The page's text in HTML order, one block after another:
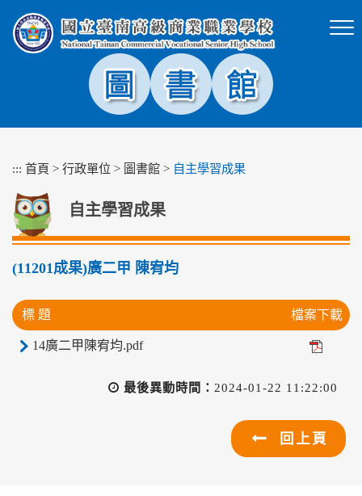
塊
::: 首頁 > 行政單位 > 圖書館 > 自主學習成果
自主學習成果
(11201成果)廣二甲 陳宥均
標 題 檔案下載
14廣二甲陳宥均.pdf
最後異動時間： 2024-01-22 11:22:00
回上頁